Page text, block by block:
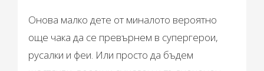
Онова малко дете от миналото вероятно
още чака да се превърнем в супергерои,
русалки и феи. Или просто да бъдем